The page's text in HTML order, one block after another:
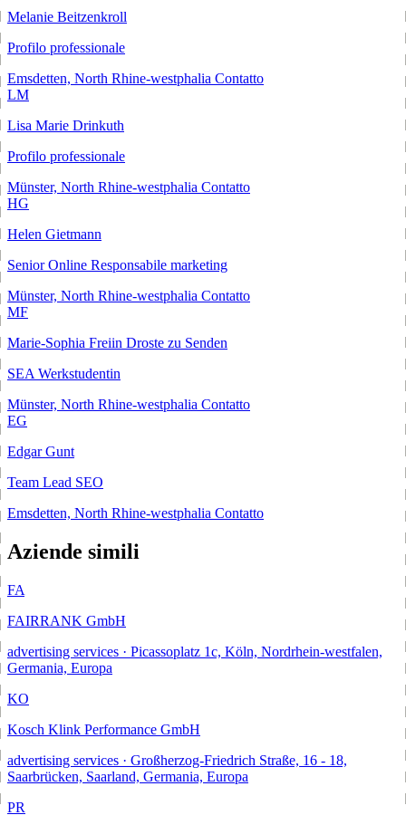
Melanie Beitzenkroll
Profilo professionale
Emsdetten, North Rhine-westphalia Contatto
LM
Lisa Marie Drinkuth
Profilo professionale
Münster, North Rhine-westphalia Contatto
HG
Helen Gietmann
Senior Online Responsabile marketing
Münster, North Rhine-westphalia Contatto
MF
Marie-Sophia Freiin Droste zu Senden
SEA Werkstudentin
Münster, North Rhine-westphalia Contatto
EG
Edgar Gunt
Team Lead SEO
Emsdetten, North Rhine-westphalia Contatto
Aziende simili
FA
FAIRRANK GmbH
advertising services · Picassoplatz 1c, Köln, Nordrhein-westfalen,
Germania, Europa
KO
Kosch Klink Performance GmbH
advertising services · Großherzog-Friedrich Straße, 16 - 18,
Saarbrücken, Saarland, Germania, Europa
PR